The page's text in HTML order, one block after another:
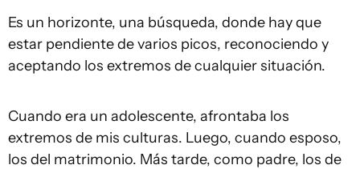
Es un horizonte, una búsqueda, donde hay que
estar pendiente de varios picos, reconociendo y
aceptando los extremos de cualquier situación.
Cuando era un adolescente, afrontaba los
extremos de mis culturas. Luego, cuando esposo,
los del matrimonio. Más tarde, como padre, los de